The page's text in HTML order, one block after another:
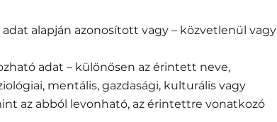
alapján azonosított vagy – közvetlenül vagy
adat – különösen az érintett neve,
mentális, gazdasági, kulturális vagy
az abból levonható, az érintettre vonatkozó